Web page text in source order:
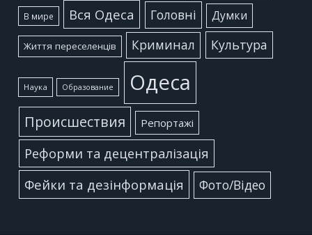
В мире Вся Одеса Головні Думки
Життя переселенців Криминал Культура
Наука Образование Одеса
Происшествия Репортажі
Реформи та децентралізація
Фейки та дезінформація
Фото/Відео